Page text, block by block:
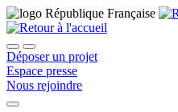
Déposer un projet
Espace presse
Nous rejoindre